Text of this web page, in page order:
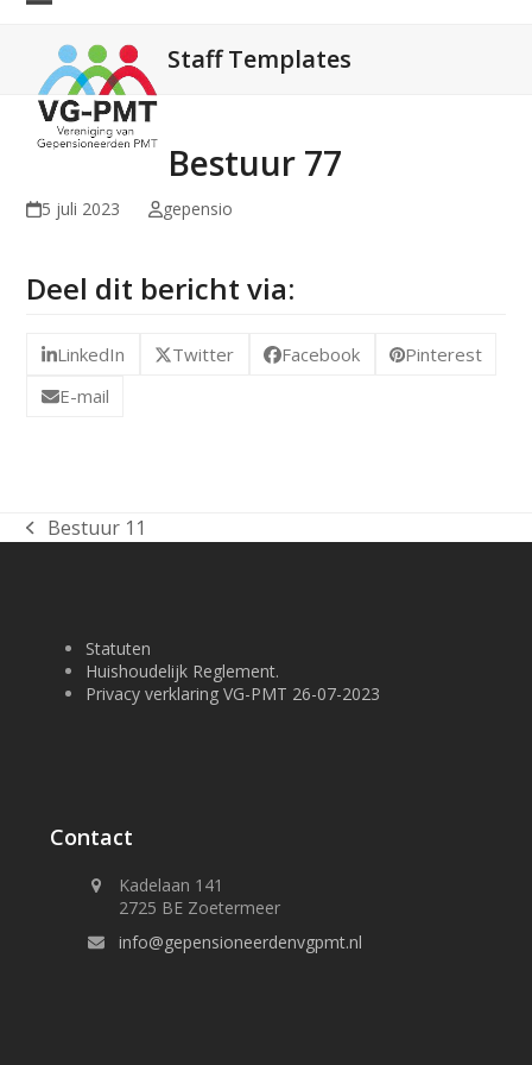
Skip
contentmobile
menu
mobile
menu
Staff Templates
Bestuur 77
5 juli 2023 gepensio
Deel dit bericht via:
LinkedIn Twitter Facebook
Pinterest
E-mail
previous
Bestuur 11
Statuten
Huishoudelijk Reglement.
Privacy verklaring VG-PMT 26-07-2023
Contact
Kadelaan 141
2725 BE Zoetermeer
info@gepensioneerdenvgpmt.nl